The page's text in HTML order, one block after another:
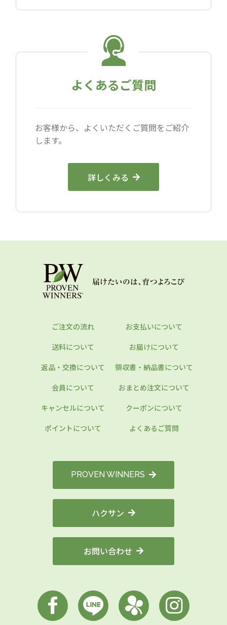
よくあるご質問
お客様から、よくいただくご質問をご紹介
します。
詳しくみる
ご注文の流れ
お支払いについて
送料について
お届けについて
返品・交換について
領収書・納品書について
会員について
おまとめ注文について
キャンセルについて
クーポンについて
ポイントについて
よくあるご質問
PROVEN WINNERS
ハクサン
お問い合わせ